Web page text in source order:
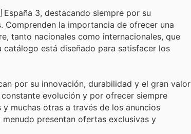
3, destacando siempre por su
la importancia de ofrecer una
tanto nacionales como internacionales, que
está diseñado para satisfacer los
por su innovación, durabilidad y el gran valor
evolución y por ofrecer siempre
muchas otras a través de los anuncios
presentan ofertas exclusivas y